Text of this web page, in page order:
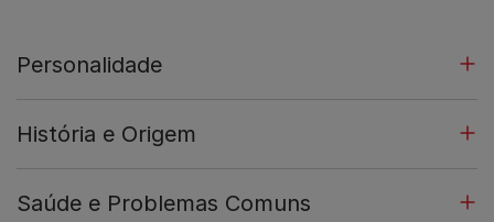
Personalidade
História e Origem
Saúde e Problemas Comuns